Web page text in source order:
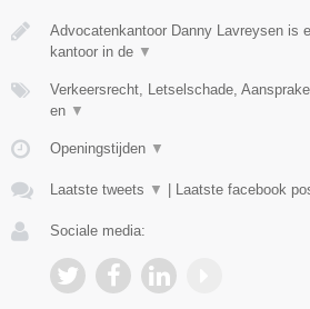
Advocatenkantoor Danny Lavreysen is
kantoor in de ▼
Verkeersrecht, Letselschade,
en ▼
Openingstijden ▼
Laatste tweets ▼ Laatste facebook
Sociale media: